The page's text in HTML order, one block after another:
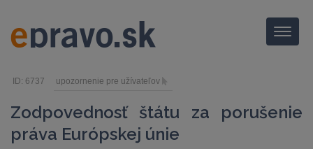
Menu
ID: 6737 upozornenie pre užívateľov
Zodpovednosť štátu za porušenie
práva Európskej únie